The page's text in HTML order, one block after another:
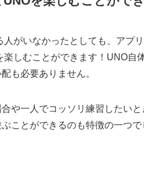
人がいなかったとしても、アプ
しむことができます！UNO自
も必要ありません。
や一人でコッソリ練習したい
ことができるのも特徴の一つで